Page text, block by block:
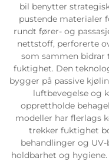
bil benytter
pustende materialer
rundt fører- og
nettstoff, perforerte
som sammen bidrar
fuktighet. Den
bygger på passive
luftbevegelse og
opprettholde
modeller har flerlags
trekker fuktighet
behandlinger og
holdbarhet og